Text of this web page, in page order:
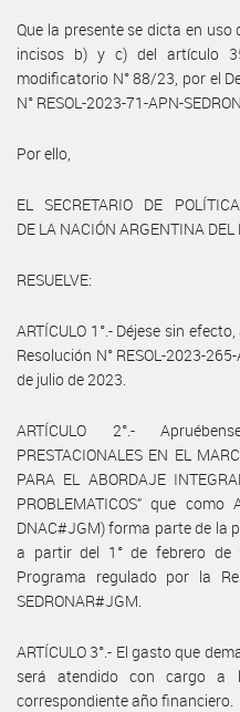
Que la presente se dicta en
incisos b) y c) del artículo
modificatorio N° 88/23, por el
N° RESOL-2023-71-APN-
Por ello,
EL SECRETARIO DE
DE LA NACIÓN ARGENTINA
RESUELVE:
ARTÍCULO 1°.- Déjese sin
Resolución N° RESOL-2023-
de julio de 2023.
ARTÍCULO 2°.-
PRESTACIONALES EN EL
PARA EL ABORDAJE
PROBLEMATICOS” que
DNAC#JGM) forma parte de la
a partir del 1° de febrero de
Programa regulado por la
SEDRONAR#JGM.
ARTÍCULO 3°.- El gasto que
será atendido con cargo a
correspondiente año financiero.